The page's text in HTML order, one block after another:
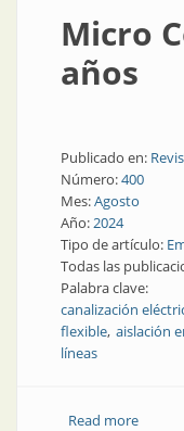
Micro
años
Publicado en:
Número:400
Mes:Agosto
Año:2024
Tipo de artículo:
Todas las
Palabra clave:
canalización
flexible aislación
líneas
Read moreabout